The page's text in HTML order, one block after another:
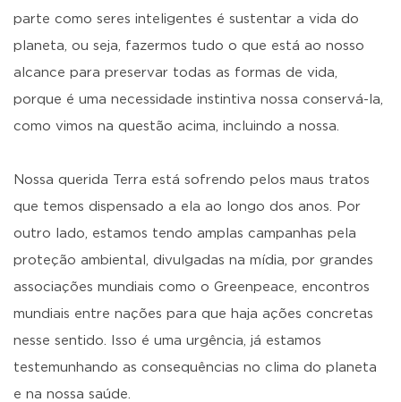
parte como seres inteligentes é sustentar a vida do
planeta, ou seja, fazermos tudo o que está ao nosso
alcance para preservar todas as formas de vida,
porque é uma necessidade instintiva nossa conservá-la,
como vimos na questão acima, incluindo a nossa.
Nossa querida Terra está sofrendo pelos maus tratos
que temos dispensado a ela ao longo dos anos. Por
outro lado, estamos tendo amplas campanhas pela
proteção ambiental, divulgadas na mídia, por grandes
associações mundiais como o Greenpeace, encontros
mundiais entre nações para que haja ações concretas
nesse sentido. Isso é uma urgência, já estamos
testemunhando as consequências no clima do planeta
e na nossa saúde.